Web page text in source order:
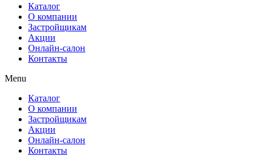
Каталог
О компании
Застройщикам
Акции
Онлайн-салон
Контакты
Menu
Каталог
О компании
Застройщикам
Акции
Онлайн-салон
Контакты